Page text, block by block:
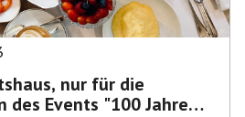
nur für die
des Events "100 Jahre